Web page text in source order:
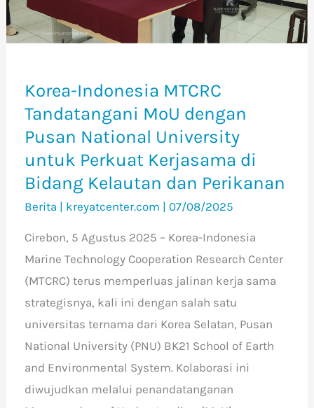
Korea-Indonesia MTCRC
Tandatangani MoU dengan
Pusan National University
untuk Perkuat Kerjasama di
Bidang Kelautan dan Perikanan
Berita | kreyatcenter.com | 07/08/2025
Cirebon, 5 Agustus 2025 – Korea-Indonesia
Marine Technology Cooperation Research Center
(MTCRC) terus memperluas jalinan kerja sama
strategisnya, kali ini dengan salah satu
universitas ternama dari Korea Selatan, Pusan
National University (PNU) BK21 School of Earth
and Environmental System. Kolaborasi ini
diwujudkan melalui penandatanganan
Pusan
National
Perkuat
Kerjasama
di
Bidang
Kelautan
dan
Perikanan